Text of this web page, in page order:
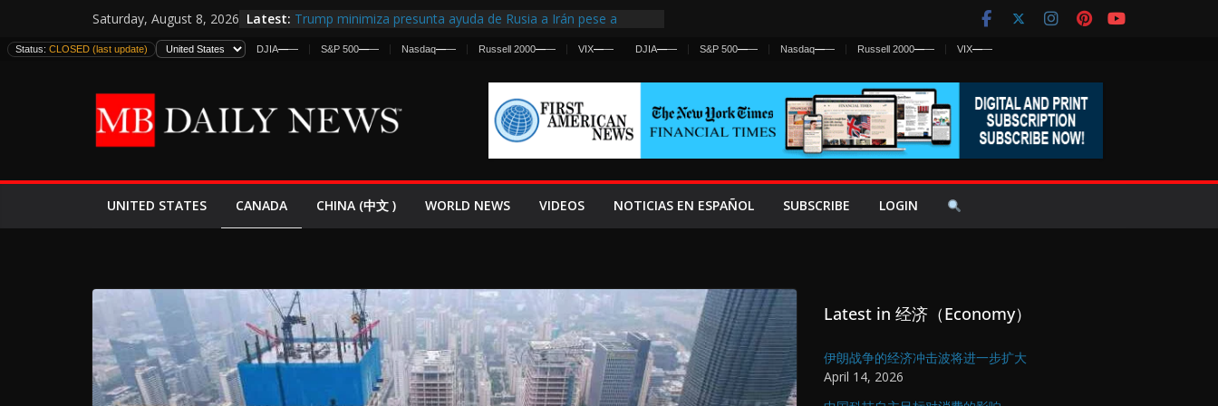
to
content
Saturday, August 8, 2026 Latest: Trump minimiza presunta ayuda de Rusia a Irán pese a
estadounidenses
España y Marruecos Frenan Cruce Masivo hacia Ceuta
El Mercado de Bonos Lanza una Advertencia a la Fed
EE.UU. Lanza Nueva Ofensiva contra Irán y la Guerra se
Status: CLOSED (last update) DJIA—— S&P 500—— Nasdaq—— Russell 2000—— VIX—— DJIA—— S&P 500—— Nasdaq—— Russell 2000—— VIX——
UNITED STATES CANADA CHINA (中文 ) WORLD NEWS VIDEOS NOTICIAS EN ESPAÑOL SUBSCRIBE LOGIN
Latest in 经济（Economy）
伊朗战争的经济冲击波将进一步扩大
April 14, 2026